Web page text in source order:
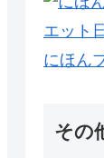
にほん
その